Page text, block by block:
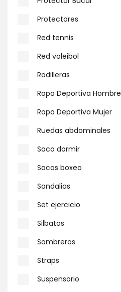
Protectores
Red tennis
Red voleibol
Rodilleras
Ropa Deportiva Hombre
Ropa Deportiva Mujer
Ruedas abdominales
Saco dormir
Sacos boxeo
Sandalias
Set ejercicio
Silbatos
Sombreros
Straps
Suspensorio